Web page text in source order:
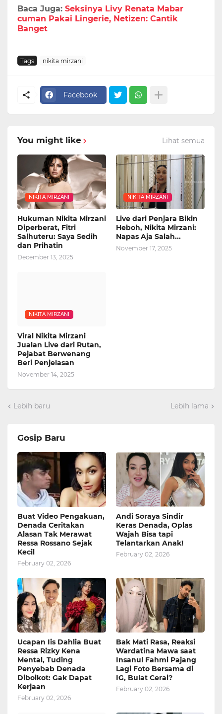
Baca Juga: Seksinya Livy Renata Mabar
cuman Pakai Lingerie, Netizen: Cantik
Banget
Tags nikita mirzani
Facebook
You might like Lihat semua
NIKITA MIRZANI
Hukuman Nikita Mirzani
Diperberat, Fitri
Salhuteru: Saya Sedih
dan Prihatin
December 13, 2025
NIKITA MIRZANI
Live dari Penjara Bikin
Heboh, Nikita Mirzani:
Napas Aja Salah...
November 17, 2025
NIKITA MIRZANI
Viral Nikita Mirzani
Jualan Live dari Rutan,
Pejabat Berwenang
Beri Penjelasan
November 14, 2025
Lebih baru Lebih lama
Gosip Baru
Buat Video Pengakuan,
Denada Ceritakan
Alasan Tak Merawat
Ressa Rossano Sejak
Kecil
February 02, 2026
Andi Soraya Sindir
Keras Denada, Oplas
Wajah Bisa tapi
Telantarkan Anak!
February 02, 2026
Ucapan Iis Dahlia Buat
Ressa Rizky Kena
Mental, Tuding
Penyebab Denada
Diboikot: Gak Dapat
Kerjaan
February 02, 2026
Bak Mati Rasa, Reaksi
Wardatina Mawa saat
Insanul Fahmi Pajang
Lagi Foto Bersama di
IG, Bulat Cerai?
February 02, 2026